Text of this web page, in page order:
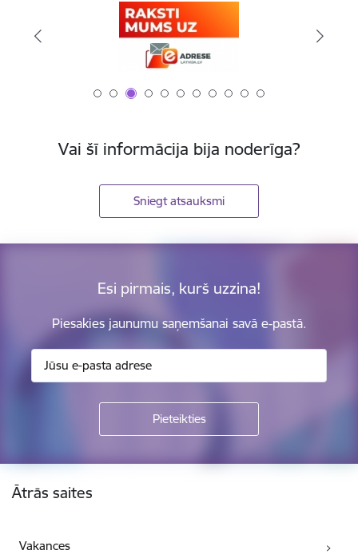
Vai šī informācija bija noderīga?
Sniegt atsauksmi
Esi pirmais, kurš uzzina!
Piesakies jaunumu saņemšanai savā e-pastā.
Kājene
Ātrās saites
Vakances